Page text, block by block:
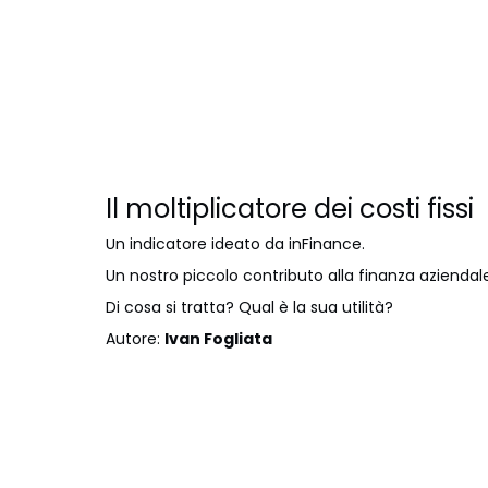
Il moltiplicatore dei costi fissi
Un indicatore ideato da inFinance.
Un nostro piccolo contributo alla finanza
Di cosa si tratta? Qual è la sua utilità?
Autore: Ivan Fogliata